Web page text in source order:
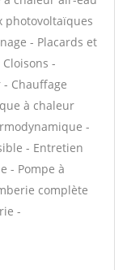
photovoltaïques
- Placards et
-
Chauffage
à chaleur
-
- Entretien
- Pompe à
complète
-